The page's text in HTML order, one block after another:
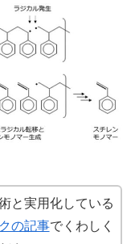
と実用化している
の記事でくわしく